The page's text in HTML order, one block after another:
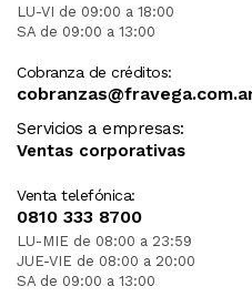
LU-VI de 09:00 a 18:00
SA de 09:00 a 13:00
Cobranza de créditos:
Servicios a empresas:
Ventas corporativas
Venta telefónica:
0810 333 8700
LU-MIE de 08:00 a 23:59
JUE-VIE de 08:00 a 20:00
SA de 09:00 a 13:00